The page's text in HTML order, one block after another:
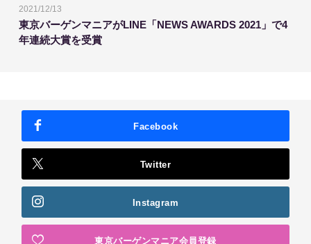
2021/12/13
東京バーゲンマニアがLINE「NEWS AWARDS 2021」で4
年連続大賞を受賞
Facebook
Twitter
Instagram
東京バーゲンマニア会員登録